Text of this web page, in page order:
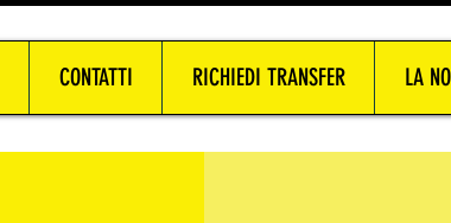
CONTATTI RICHIEDI TRANSFER LA